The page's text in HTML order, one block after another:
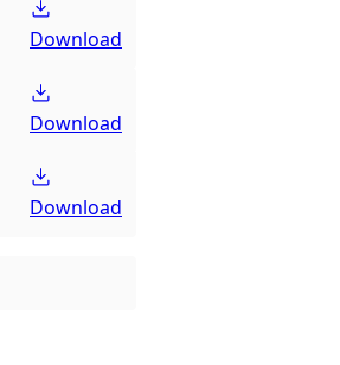
Download
Download
Download